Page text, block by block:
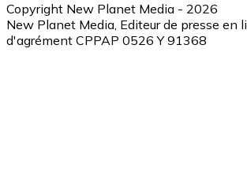
Copyright New Planet Media - 2026
New Planet Media, Editeur de presse en
d'agrément CPPAP 0526 Y 91368